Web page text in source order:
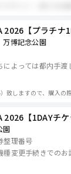
【プラチナ
博記念公園
【1DAYチケ
園
整理番号
種変更手続きでのお